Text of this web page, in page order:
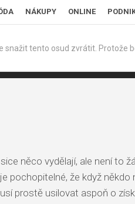
NÁKUPY ONLINE
tento osud zvrátit. Protože
něco vydělají, ale není to
že když někdo
prostě usilovat aspoň o